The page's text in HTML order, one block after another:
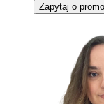
Zapytaj o